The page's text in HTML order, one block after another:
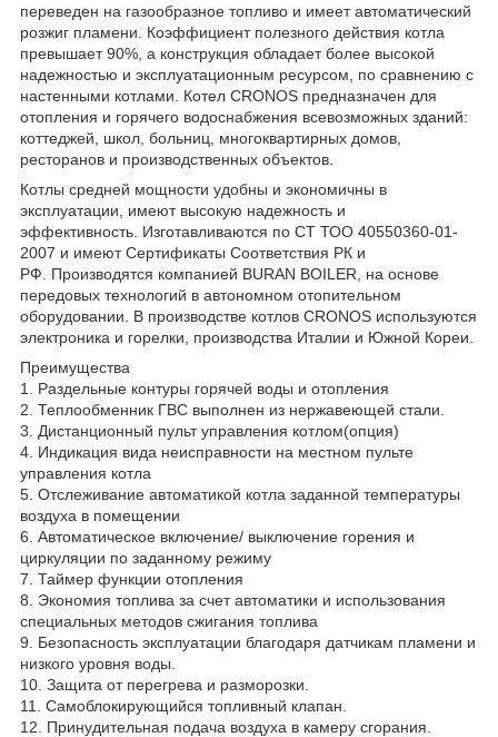
переведен на газообразное топливо и имеет автоматический
розжиг пламени. Коэффициент полезного действия котла
превышает 90%, а конструкция обладает более высокой
надежностью и эксплуатационным ресурсом, по сравнению с
настенными котлами. Котел CRONOS предназначен для
отопления и горячего водоснабжения всевозможных зданий:
коттеджей, школ, больниц, многоквартирных домов,
ресторанов и производственных объектов.
Котлы средней мощности удобны и экономичны в
эксплуатации, имеют высокую надежность и
эффективность. Изготавливаются по СТ ТОО 40550360-01-
2007 и имеют Сертификаты Соответствия РК и
РФ. Производятся компанией BURAN BOILER, на основе
передовых технологий в автономном отопительном
оборудовании. В производстве котлов CRONOS используются
электроника и горелки, производства Италии и Южной Кореи.
Преимущества
1. Раздельные контуры горячей воды и отопления
2. Теплообменник ГВС выполнен из нержавеющей стали.
3. Дистанционный пульт управления котлом(опция)
4. Индикация вида неисправности на местном пульте
управления котла
5. Отслеживание автоматикой котла заданной температуры
воздуха в помещении
6. Автоматическое включение/ выключение горения и
циркуляции по заданному режиму
7. Таймер функции отопления
8. Экономия топлива за счет автоматики и использования
специальных методов сжигания топлива
9. Безопасность эксплуатации благодаря датчикам пламени и
низкого уровня воды.
10. Защита от перегрева и разморозки.
11. Самоблокирующийся топливный клапан.
12. Принудительная подача воздуха в камеру сгорания.